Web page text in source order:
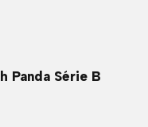
Panda Série B